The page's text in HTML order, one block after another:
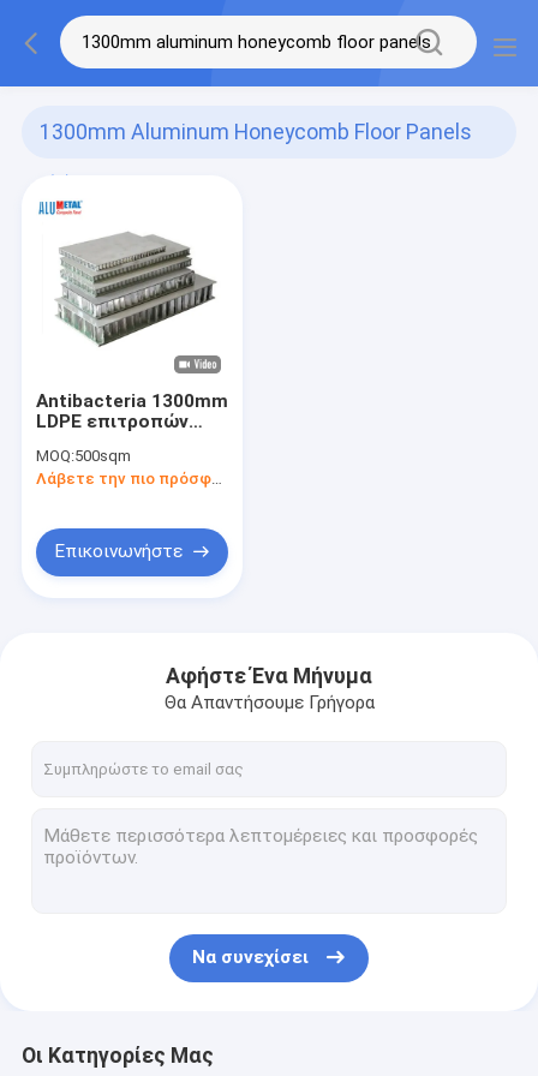
1300mm Aluminum Honeycomb Floor Panels
Antibacteria 1300mm
LDPE επιτροπών
πατωμάτων αργιλίου
σύνθετη επένδυση
επιτροπής
MOQ:500sqm
Λάβετε την πιο πρόσφατη τιμή
Επικοινωνήστε
Αφήστε Ένα Μήνυμα
Θα Απαντήσουμε Γρήγορα
Να συνεχίσει
Οι Κατηγορίες Μας